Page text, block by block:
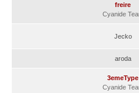
freire
Cyanide
Jecko
aroda
3emeType
Cyanide